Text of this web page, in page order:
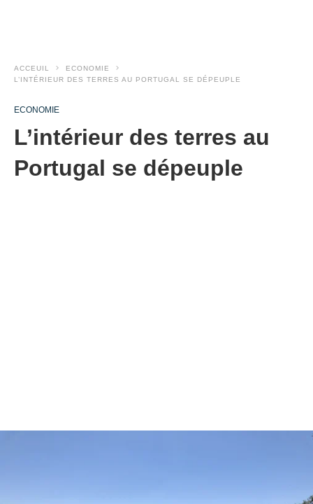
ACCEUIL
ECONOMIE
L’INTÉRIEUR DES TERRES AU PORTUGAL SE DÉPEUPLE
ECONOMIE
L’intérieur des terres au
Portugal se dépeuple